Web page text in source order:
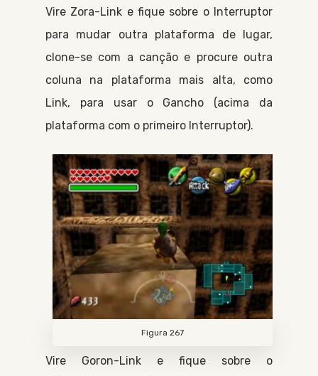
Vire Zora-Link e fique sobre o Interruptor
para mudar outra plataforma de lugar,
clone-se com a canção e procure outra
coluna na plataforma mais alta, como
Link, para usar o Gancho (acima da
plataforma com o primeiro Interruptor).
Figura 267
Vire Goron-Link e fique sobre o